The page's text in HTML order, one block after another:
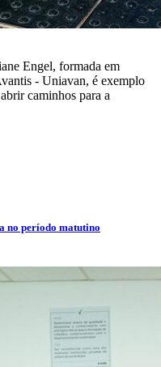
Engel, formada em
- Uniavan, é exemplo
caminhos para a
no período matutino